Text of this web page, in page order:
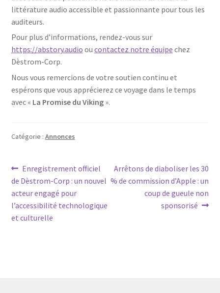
littérature audio accessible et passionnante pour tous les
auditeurs.
Pour plus d’informations, rendez-vous sur
https://abstory.audio ou contactez notre équipe chez
Dèstrom-Corp.
Nous vous remercions de votre soutien continu et
espérons que vous apprécierez ce voyage dans le temps
avec « La Promise du Viking».
Catégorie : Annonces
Navigation
de
l’article
Article
précédent :
Enregistrement officiel
de Dèstrom-Corp : un nouvel
acteur engagé pour
l’accessibilité technologique
et culturelle
Article
suivant :
Arrêtons de diaboliser les 30
% de commission d’Apple : un
coup de gueule non
sponsorisé